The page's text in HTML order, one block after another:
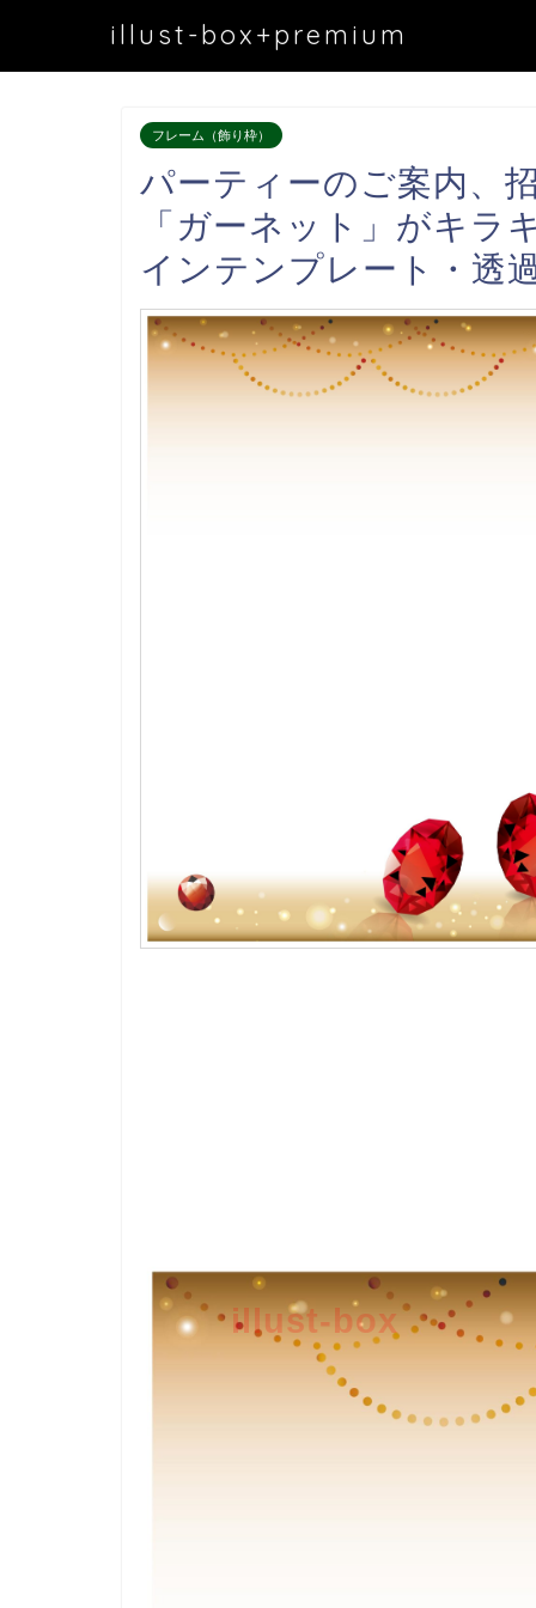
illust-box+premium
フレーム（飾り枠）
パーティーのご案内、
「ガーネット」がキラ
インテンプレート・透
illust-box